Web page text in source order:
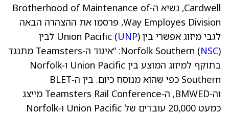
Cardwell, נשיא ה‑Brotherhood of Maintenance of
Way Employes Division, פרסמו את ההצהרה הבאה
לגבי מיזוג אפשרי בין Union Pacific ( UNP
) לבין
Norfolk Southern (NSC
): “איגוד ה‑Teamsters מתנגד
בתוקף למיזוג המוצע בין Union Pacific ו‑Norfolk
Southern כפי שהוא מנוסח כיום. בין ה‑BLET
וה‑BMWED, ה‑Teamsters Rail Conference מייצג
כמעט 20,000 עובדים של Union Pacific ו‑Norfolk